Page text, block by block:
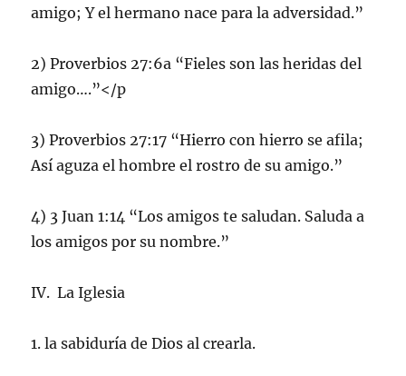
amigo; Y el hermano nace para la adversidad.”
2) Proverbios 27:6a “Fieles son las heridas del
amigo….”</p
3) Proverbios 27:17 “Hierro con hierro se afila;
Así aguza el hombre el rostro de su amigo.”
4) 3 Juan 1:14 “Los amigos te saludan. Saluda a
los amigos por su nombre.”
IV. La Iglesia
1. la sabiduría de Dios al crearla.